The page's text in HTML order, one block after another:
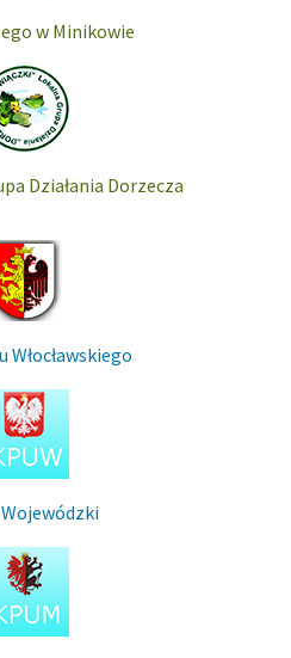
w Minikowie
Działania Dorzecza